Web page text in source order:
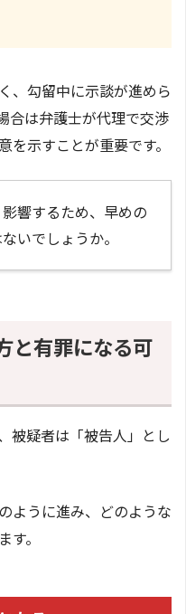
、勾留中に示談が進めら
合は弁護士が代理で交渉
示すことが重要です。
響するため、早めの
いでしょうか。
と有罪になる可
被疑者は「被告人」とし
ように進み、どのような
。